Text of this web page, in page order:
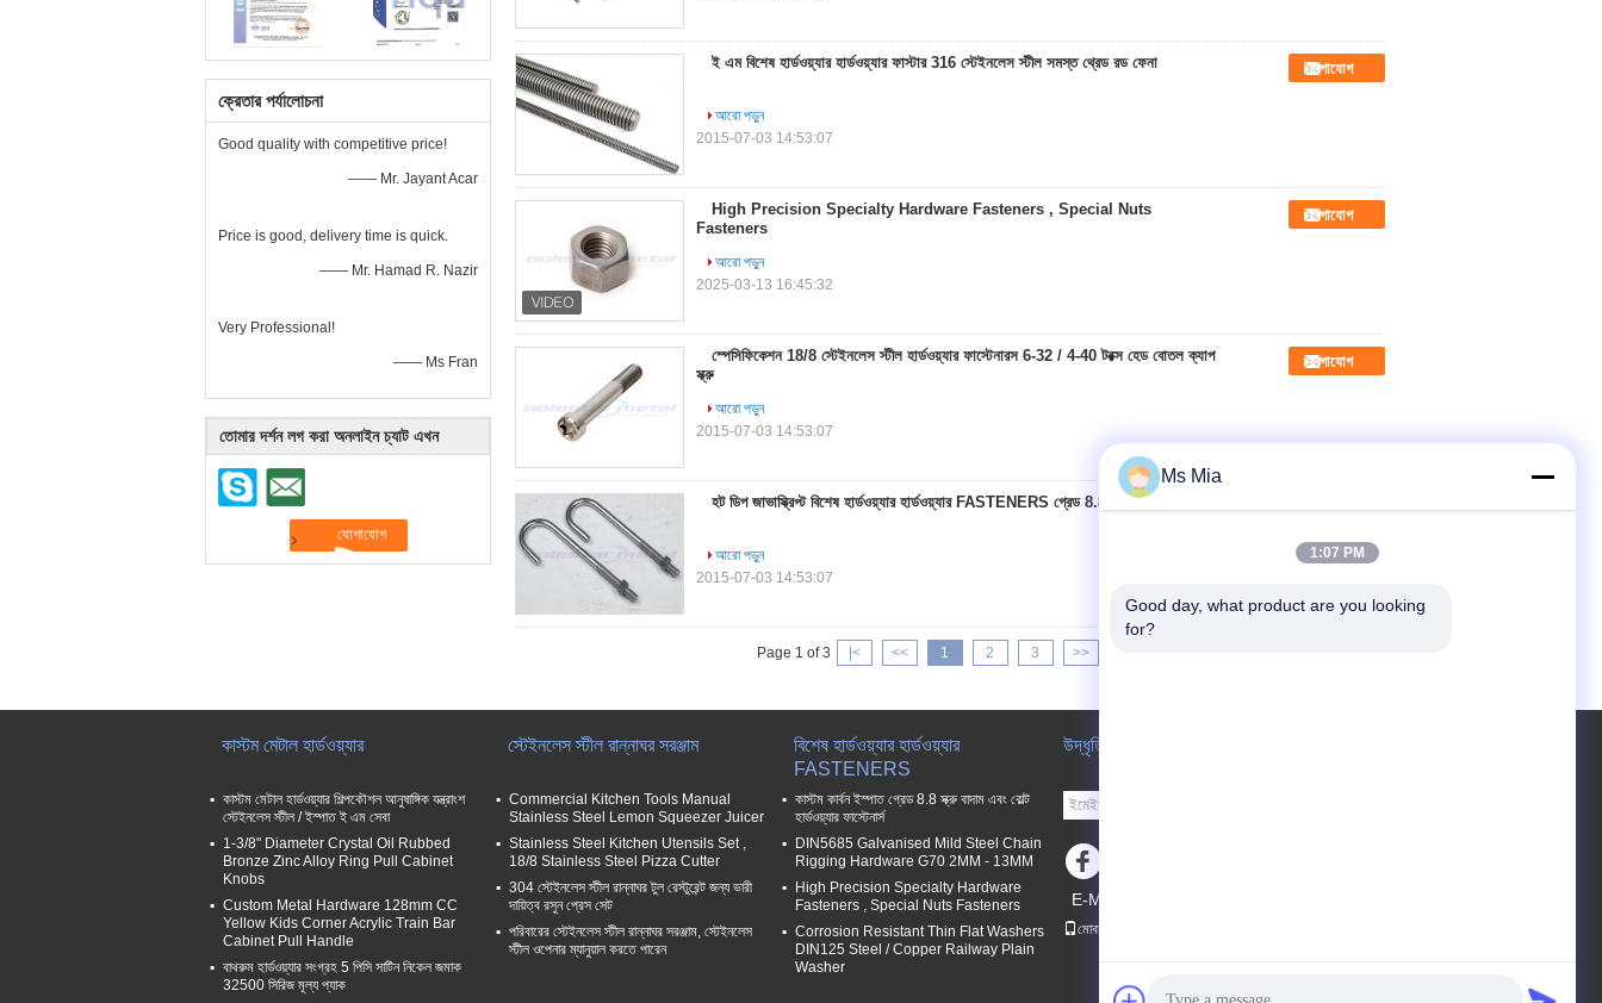
ক্রেতার পর্যালোচনা
Good quality with competitive price!
—— Mr. Jayant Acar
Price is good, delivery time is quick.
—— Mr. Hamad R. Nazir
Very Professional!
—— Ms Fran
তোমার দর্শন লগ করা অনলাইন চ্যাট এখন
ই এম বিশেষ হার্ডওয়্যার হার্ডওয়্যার ফাস্টার 316 স্টেইনলেস স্টীল সমস্ত থ্রেড রড ফেনা যোগাযোগ
আরো পড়ুন
2015-07-03 14:53:07
High Precision Specialty Hardware Fasteners , Special Nuts
Fasteners
যোগাযোগ
আরো পড়ুন
2025-03-13 16:45:32
স্পেসিফিকেশন 18/8 স্টেইনলেস স্টীল হার্ডওয়্যার ফাস্টেনারস 6-32 / 4-40 টরক্স হেড বোতল ক্যাপ
স্ক্রু
যোগাযোগ
আরো পড়ুন
2015-07-03 14:53:07
হট ডিপ জাভাস্ক্রিপ্ট বিশেষ হার্ডওয়্যার হার্ডওয়্যার FASTENERS গ্রেড 8.8 জে হুক অ্যাঙ্কর বোল্ট যোগাযোগ
আরো পড়ুন
2015-07-03 14:53:07
Page 1 of 3 |< << 1 2 3 >>
কাস্টম মেটাল হার্ডওয়্যার
কাস্টম মেটাল হার্ডওয়্যার শিল্পকৌশল আনুষাঙ্গিক যন্ত্রাংশ
স্টেইনলেস স্টীল / ইস্পাত ই এম সেবা
1-3/8" Diameter Crystal Oil Rubbed
Bronze Zinc Alloy Ring Pull Cabinet
Knobs
Custom Metal Hardware 128mm CC
Yellow Kids Corner Acrylic Train Bar
Cabinet Pull Handle
বাথরুম হার্ডওয়্যার সংগ্রহ 5 পিসি সাটিন নিকেল জমাক
32500 সিরিজ মূল্য প্যাক
স্টেইনলেস স্টীল রান্নাঘর সরঞ্জাম
Commercial Kitchen Tools Manual
Stainless Steel Lemon Squeezer Juicer
Stainless Steel Kitchen Utensils Set ,
18/8 Stainless Steel Pizza Cutter
304 স্টেইনলেস স্টীল রান্নাঘর টুল রেস্টুরেন্ট জন্য ভারী
দায়িত্ব রসুন প্রেস সেট
পরিবারের স্টেইনলেস স্টীল রান্নাঘর সরঞ্জাম, স্টেইনলেস
স্টীল ওপেনার ম্যানুয়াল করতে পারেন
বিশেষ হার্ডওয়্যার হার্ডওয়্যার
FASTENERS
কাস্টম কার্বন ইস্পাত গ্রেড 8.8 স্ক্রু বাদাম এবং বোল্ট
হার্ডওয়্যার ফাস্টেনার্স
DIN5685 Galvanised Mild Steel Chain
Rigging Hardware G70 2MM - 13MM
High Precision Specialty Hardware
Fasteners , Special Nuts Fasteners
Corrosion Resistant Thin Flat Washers
DIN125 Steel / Copper Railway Plain
Washer
উদ্ধৃতির জন্য আবেদন
E-Mail
মোবাইল সাইট
Ms Mia
1:07 PM
Good day, what product are you looking
for?